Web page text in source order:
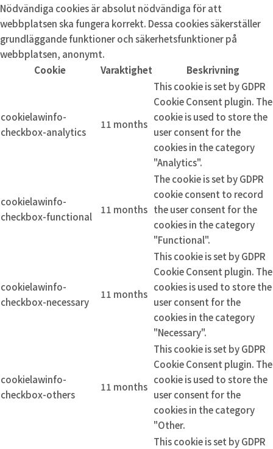
Nödvändiga cookies är absolut nödvändiga för att
webbplatsen ska fungera korrekt. Dessa cookies säkerställer
grundläggande funktioner och säkerhetsfunktioner på
webbplatsen, anonymt.
Cookie
Varaktighet Beskrivning
cookielawinfo-
checkbox-analytics
11 months
This cookie is set by GDPR
Cookie Consent plugin. The
cookie is used to store the
user consent for the
cookies in the category
"Analytics".
cookielawinfo-
checkbox-functional
11 months
The cookie is set by GDPR
cookie consent to record
the user consent for the
cookies in the category
"Functional".
cookielawinfo-
checkbox-necessary
11 months
This cookie is set by GDPR
Cookie Consent plugin. The
cookies is used to store the
user consent for the
cookies in the category
"Necessary".
cookielawinfo-
checkbox-others
11 months
This cookie is set by GDPR
Cookie Consent plugin. The
cookie is used to store the
user consent for the
cookies in the category
"Other.
This cookie is set by GDPR